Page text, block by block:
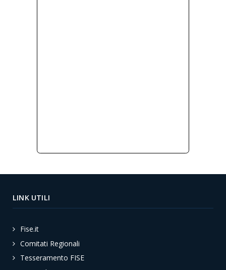
LINK UTILI
Fise.it
Comitati Regionali
Tesseramento FISE